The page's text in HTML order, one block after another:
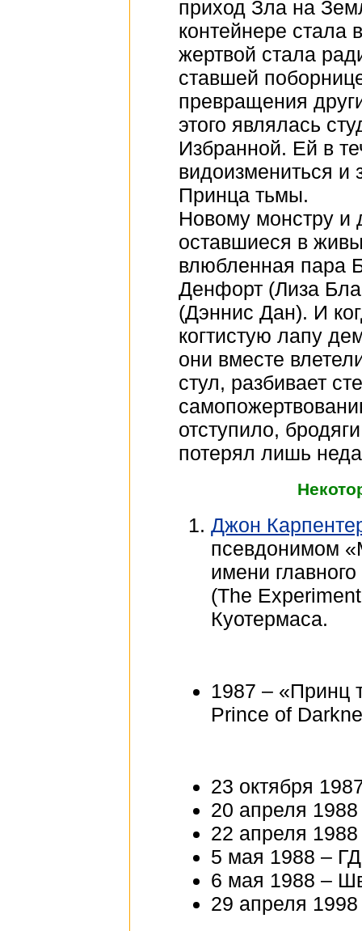
приход Зла на
контейнере стала
жертвой стала
ставшей
превращения
этого являлась
Избранной. Ей в
видоизмениться и
Принца тьмы.
Новому монстру и
оставшиеся в
влюбленная пара
Денфорт (Лиза
(Дэннис Дан). И
когтистую лапу
они вместе
стул, разбивает
отступило,
потерял лишь
Джон
псевдонимом
имени
(The
Куотермаса.
1987 – «Принц
Prince of
23 октября
20 апреля
22 апреля
5 мая 1988 –
6 мая 1988 –
29 апреля